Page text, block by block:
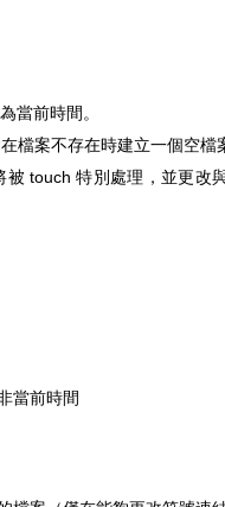
當前時間。
檔案不存在時建立一個空檔
被 touch 特別處理，並更改
當前時間